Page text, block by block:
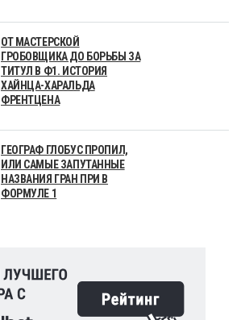
ОТ МАСТЕРСКОЙ
ГРОБОВЩИКА ДО БОРЬБЫ ЗА
ТИТУЛ В Ф1. ИСТОРИЯ
ХАЙНЦА-ХАРАЛЬДА
ФРЕНТЦЕНА
ГЕОГРАФ ГЛОБУС ПРОПИЛ,
ИЛИ САМЫЕ ЗАПУТАННЫЕ
НАЗВАНИЯ ГРАН ПРИ В
ФОРМУЛЕ 1